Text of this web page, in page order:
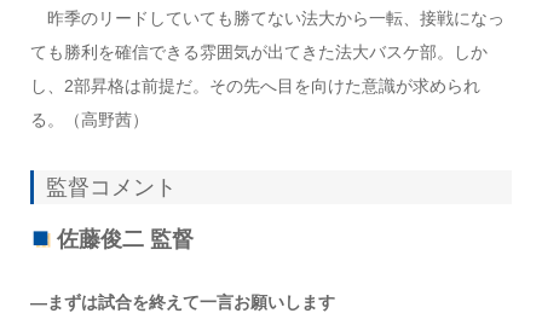
昨季のリードしていても勝てない法大から一転、接戦になっ
ても勝利を確信できる雰囲気が出てきた法大バスケ部。しか
し、2部昇格は前提だ。その先へ目を向けた意識が求められ
る。（高野茜）
監督コメント
佐藤俊二 監督
―まずは試合を終えて一言お願いします